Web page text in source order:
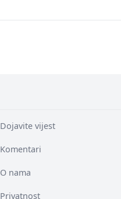
Dojavite vijest
Komentari
O nama
Privatnost